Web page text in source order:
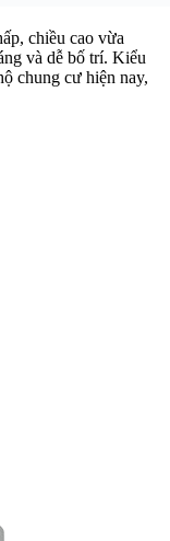
chiều cao vừa
và dễ bố trí. Kiểu
chung cư hiện nay,